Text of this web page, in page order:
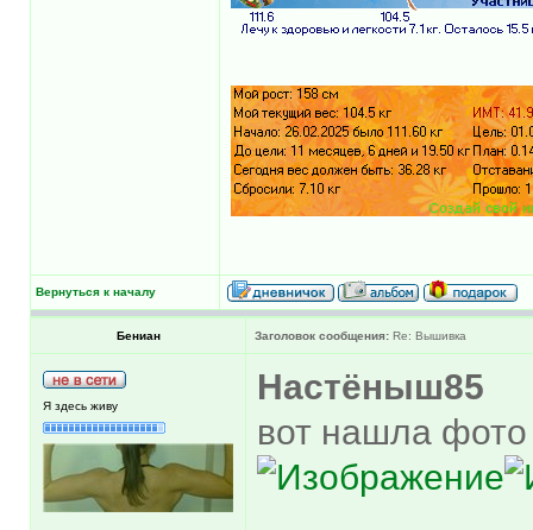
Вернуться к началу
Бениан Заголовок сообщения: Re: Вышивка
Я здесь живу
Настёныш85
вот нашла